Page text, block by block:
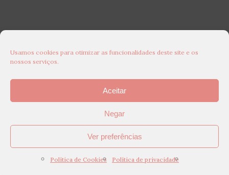
Usamos cookies para otimizar as funcionalidades deste site e os
nossos serviços.
Aceitar
Negar
Ver preferências
Política de Cookies Política de privacidade